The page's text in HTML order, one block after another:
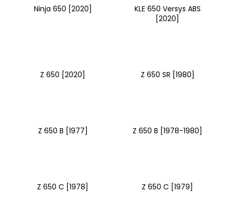
Ninja 650 [2020]
KLE 650 Versys ABS
[2020]
Z 650 [2020] Z 650 SR [1980]
Z 650 B [1977] Z 650 B [1978-1980]
Z 650 C [1978] Z 650 C [1979]